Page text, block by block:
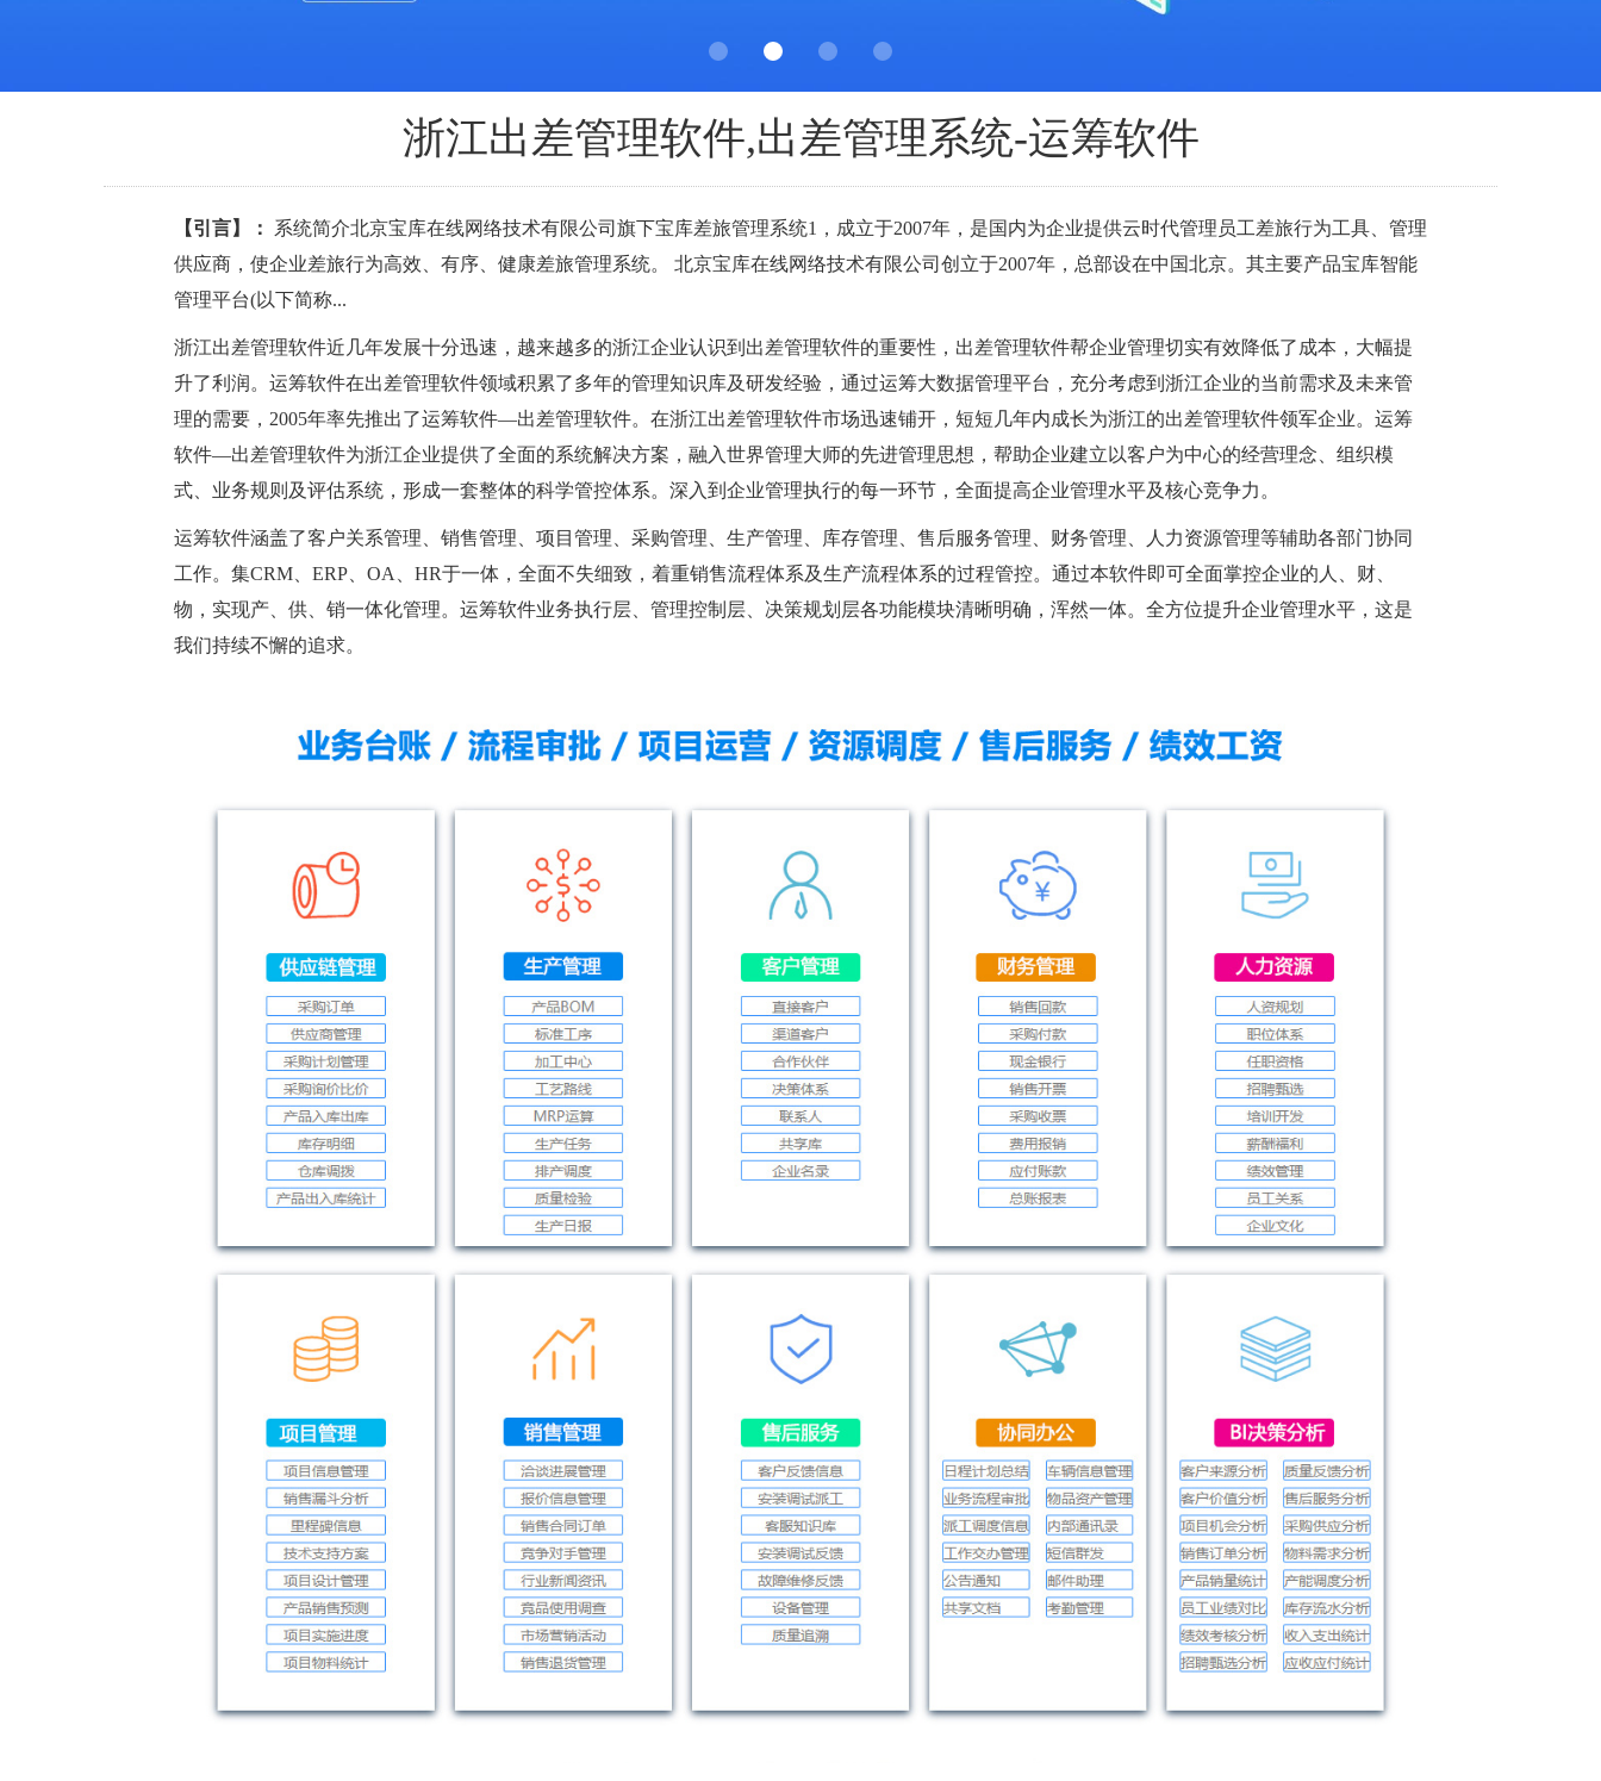
浙江出差管理软件,出差管理系统-运筹软件
【引言】：
系统简介北京宝库在线网络技术有限公司旗下宝库差旅管理系统1，成立于2007年，是国内为企业提供云时代管理员工差旅行为工具、管理
供应商，使企业差旅行为高效、有序、健康差旅管理系统。 北京宝库在线网络技术有限公司创立于2007年，总部设在中国北京。其主要产品宝库智能
管理平台(以下简称...
浙江出差管理软件近几年发展十分迅速，越来越多的浙江企业认识到出差管理软件的重要性，出差管理软件帮企业管理切实有效降低了成本，大幅提
升了利润。运筹软件在出差管理软件领域积累了多年的管理知识库及研发经验，通过运筹大数据管理平台，充分考虑到浙江企业的当前需求及未来管
理的需要，2005年率先推出了运筹软件—出差管理软件。在浙江出差管理软件市场迅速铺开，短短几年内成长为浙江的出差管理软件领军企业。运筹
软件—出差管理软件为浙江企业提供了全面的系统解决方案，融入世界管理大师的先进管理思想，帮助企业建立以客户为中心的经营理念、组织模
式、业务规则及评估系统，形成一套整体的科学管控体系。深入到企业管理执行的每一环节，全面提高企业管理水平及核心竞争力。
运筹软件涵盖了客户关系管理、销售管理、项目管理、采购管理、生产管理、库存管理、售后服务管理、财务管理、人力资源管理等辅助各部门协同
工作。集CRM、ERP、OA、HR于一体，全面不失细致，着重销售流程体系及生产流程体系的过程管控。通过本软件即可全面掌控企业的人、财、
物，实现产、供、销一体化管理。运筹软件业务执行层、管理控制层、决策规划层各功能模块清晰明确，浑然一体。全方位提升企业管理水平，这是
我们持续不懈的追求。